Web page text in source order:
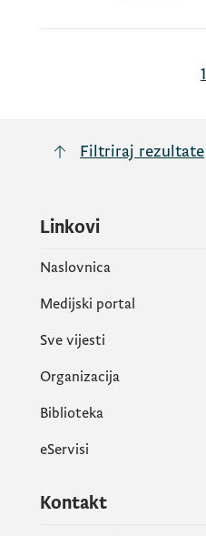
1
Filtriraj rezultate
Linkovi
Naslovnica
Medijski portal
Sve vijesti
Organizacija
Biblioteka
eServisi
Kontakt